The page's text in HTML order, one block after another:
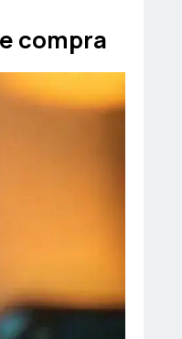
compra